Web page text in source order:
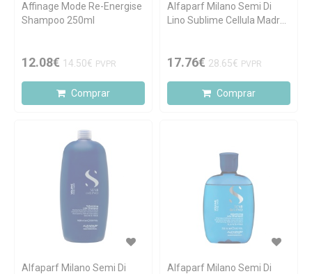
Affinage Mode Re-Energise
Shampoo 250ml
12.08€ 14.50€ PVPR
Comprar
Alfaparf Milano Semi Di
Lino Sublime Cellula Madre
17.76€ 28.65€ PVPR
Comprar
Alfaparf Milano Semi Di
Alfaparf Milano Semi Di